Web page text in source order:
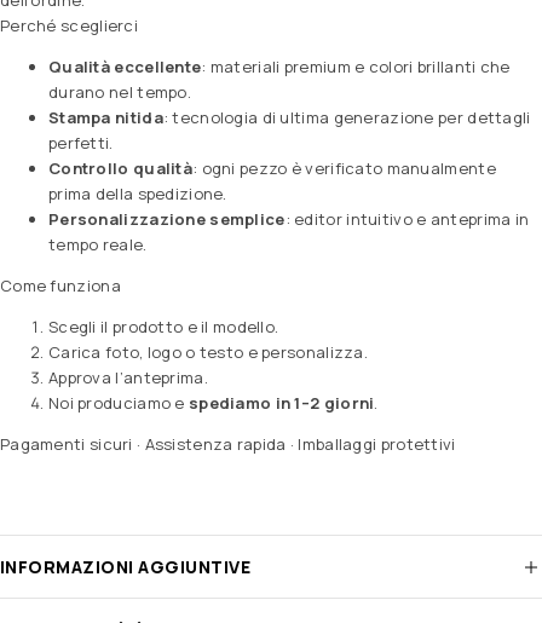
Perché sceglierci
Qualità eccellente: materiali premium e colori brillanti che
durano nel tempo.
Stampa nitida: tecnologia di ultima generazione per dettagli
perfetti.
Controllo qualità: ogni pezzo è verificato manualmente
prima della spedizione.
Personalizzazione semplice: editor intuitivo e anteprima in
tempo reale.
Come funziona
Scegli il prodotto e il modello.
Carica foto, logo o testo e personalizza.
Approva l’anteprima.
Noi produciamo e spediamo in 1–2 giorni.
Pagamenti sicuri · Assistenza rapida · Imballaggi protettivi
INFORMAZIONI AGGIUNTIVE